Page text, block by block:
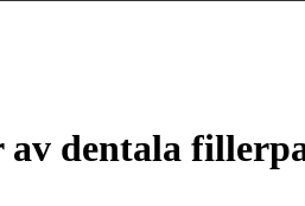
av dentala